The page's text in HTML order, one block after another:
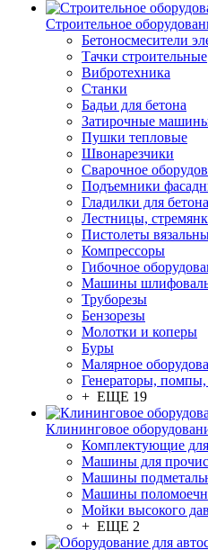
Строительное
Бетоносмесители
Тачки строительные
Вибротехника
Станки
Бадьи для бетона
Затирочные
Пушки тепловые
Швонарезчики
Сварочное
Подъемники
Гладилки для бетона
Лестницы,
Пистолеты
Компрессоры
Гибочное
Машины
Труборезы
Бензорезы
Молотки и коперы
Буры
Малярное
Генераторы, помпы,
+ ЕЩЕ 19
Клининговое
Комплектующие
Машины для
Машины
Машины
Мойки высокого
+ ЕЩЕ 2